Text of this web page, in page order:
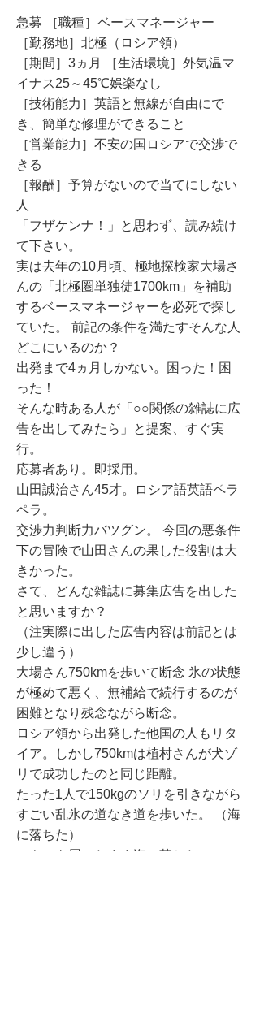
急募 ［職種］ベースマネージャー
［勤務地］北極（ロシア領）
［期間］3ヵ月 ［生活環境］外気温マ
イナス25～45℃娯楽なし
［技術能力］英語と無線が自由にで
き、簡単な修理ができること
［営業能力］不安の国ロシアで交渉で
きる
［報酬］予算がないので当てにしない
人
「フザケンナ！」と思わず、読み続け
て下さい。
実は去年の10月頃、極地探検家大場さ
んの「北極圏単独徒1700km」を補助
するベースマネージャーを必死で探し
ていた。 前記の条件を満たすそんな人
どこにいるのか？
出発まで4ヵ月しかない。困った！困
った！
そんな時ある人が「○○関係の雑誌に広
告を出してみたら」と提案、すぐ実
行。
応募者あり。即採用。
山田誠治さん45才。ロシア語英語ペラ
ペラ。
交渉力判断力バツグン。 今回の悪条件
下の冒険で山田さんの果した役割は大
きかった。
さて、どんな雑誌に募集広告を出した
と思いますか？
（注実際に出した広告内容は前記とは
少し違う）
大場さん750kmを歩いて断念 氷の状態
が極めて悪く、無補給で続行するのが
困難となり残念ながら断念。
ロシア領から出発した他国の人もリタ
イア。しかし750kmは植村さんが犬ゾ
リで成功したのと同じ距離。
たった1人で150kgのソリを引きながら
すごい乱氷の道なき道を歩いた。 （海
に落ちた）
スキーを履いたまま海に落ちた。